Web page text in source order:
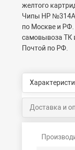
желтого
Чипы HP
по Москве и РФ.
самовывоза ТК
Почтой по РФ.
Доставка и